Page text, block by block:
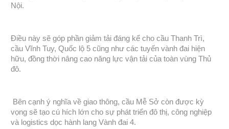
Nội.
Điều này sẽ góp phần giảm tải đáng kể cho cầu Thanh Trì,
cầu Vĩnh Tuy, Quốc lộ 5 cũng như các tuyến vành đai hiện
hữu, đồng thời nâng cao năng lực vận tải của toàn vùng Thủ
đô.
Bên cạnh ý nghĩa về giao thông, cầu Mễ Sở còn được kỳ
vọng sẽ tạo cú hích lớn cho sự phát triển đô thị, công nghiệp
và logistics dọc hành lang Vành đai 4.